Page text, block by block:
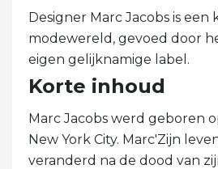
Designer Marc Jacobs is een
modewereld, gevoed door
eigen gelijknamige label.
Korte inhoud
Marc Jacobs werd geboren
New York City. Marc'Zijn
veranderd na de dood van